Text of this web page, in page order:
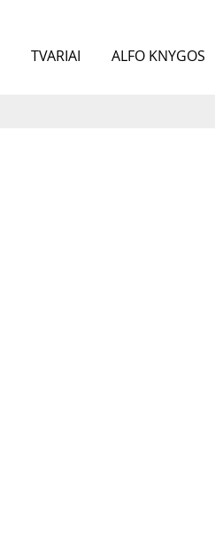
TVARIAI ALFO KNYGOS